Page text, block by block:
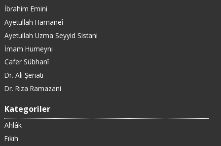
İbrahim Emini
Ayetullah Hamaneî
Ayetullah Uzma Seyyid Sistani
İmam Humeyni
Cafer Sübhanî
Dr. Ali Şeriati
Dr. Rıza Ramazani
Kategoriler
Ahlâk
Fıkıh